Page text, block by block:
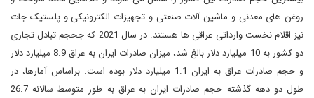
روغن های معدنی و ماشین آلات صنعتی و تجهیزات الکترونیکی و پلستیک جات
نیز اقلام نخست وارداتی عراقی ها هستند. در سال 2021 که جحجم تبادل تجاری
دو کشور به 10 میلیارد دلار بالغ شد، میزان صادرات ایران به عراق 8.9 میلیارد دلار
و حجم صادرات عراق به ایران 1.1 میلیارد دلار بوده است. براساس آمارها، در
طول دو دهه گذشته حجم صادرات ایران به عراق به طور متوسط سالانه 26.7